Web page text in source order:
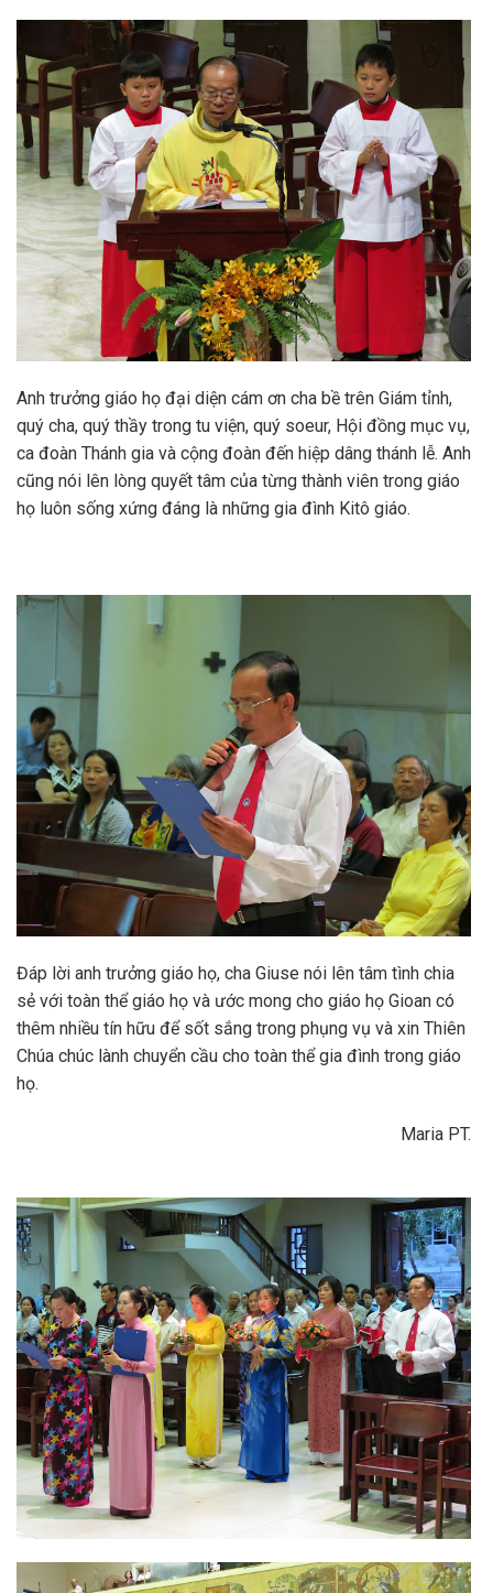
Anh trưởng giáo họ đại diện cám ơn cha bề trên Giám tỉnh,
quý cha, quý thầy trong tu viện, quý soeur, Hội đồng mục vụ,
ca đoàn Thánh gia và cộng đoàn đến hiệp dâng thánh lễ. Anh
cũng nói lên lòng quyết tâm của từng thành viên trong giáo
họ luôn sống xứng đáng là những gia đình Kitô giáo.
Đáp lời anh trưởng giáo họ, cha Giuse nói lên tâm tình chia
sẻ với toàn thể giáo họ và ước mong cho giáo họ Gioan có
thêm nhiều tín hữu để sốt sắng trong phụng vụ và xin Thiên
Chúa chúc lành chuyển cầu cho toàn thể gia đình trong giáo
họ.
Maria PT.